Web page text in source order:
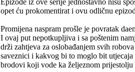
opet ću prokomentirat i ovu odličnu
Promijena naspram prošle je povratak
I ovaj put nepotkupljiva i sa poštenim
drži zahtjeva za oslobađanjem svih
saveznici i kakvog bi to moglo bit
brodovi koji vode ka željeznom